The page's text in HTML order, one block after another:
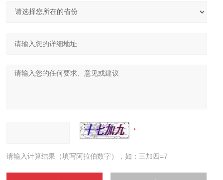
请输入计算结果（填写阿拉伯数字），如：三加四=7